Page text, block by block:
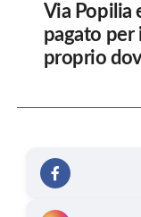
Via Popilia
pagato per
proprio